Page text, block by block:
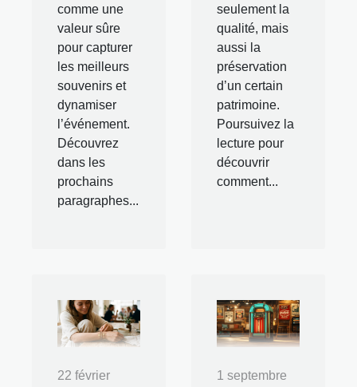
comme une
valeur sûre
pour capturer
les meilleurs
souvenirs et
dynamiser
l’événement.
Découvrez
dans les
prochains
paragraphes...
seulement la
qualité, mais
aussi la
préservation
d’un certain
patrimoine.
Poursuivez la
lecture pour
découvrir
comment...
22 février
1 septembre